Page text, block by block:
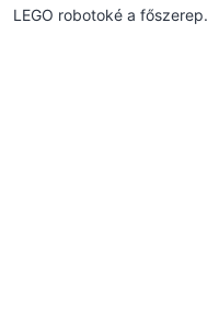
LEGO robotoké a főszerep.